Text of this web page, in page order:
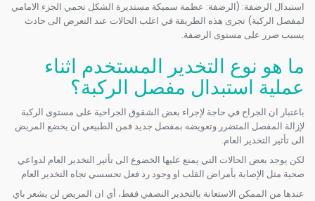
استبدال الرضفة: (الرضفة: عظمة سميكة مستديرة الشكل تحمي الجزء الامامي
لمفصل الركبة) تجرى هذه الطريقة في اغلب الحالات عند التعرض الى حادث
يسبب ضرر على مستوى الرضفة.
ما هو نوع التخدير المستخدم اثناء
عملية استبدال مفصل الركبة؟
باعتبار ان الجراح في حاجة لإجراء بعض الشقوق الجراحية على مستوى الركبة
لإزالة المفصل المتضرر وتعويضه بمفصل جديد فمن الطبيعي ان يخضع المريض
الى تأثير التخدير العام.
لكن يوجد بعض الحالات التي يمنع عليها الخضوع الى تأثير التخدير العام لدواعي
صحية مثل الإصابة بأمراض القلب او وجود رد فعل تحسسي تجاه التخدير العام
عندها من الممكن الاستعانة بالتخدير النصفي فقط، أي ان المريض لن يشعر باي